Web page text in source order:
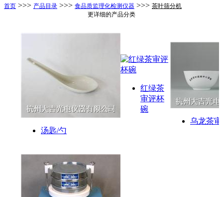
首页 >>> 产品目录 >>> 食品质监理化检测仪器 >>> 茶叶筛分机
更详细的产品分类
汤匙/勺
红绿茶
审评杯
碗
乌龙茶